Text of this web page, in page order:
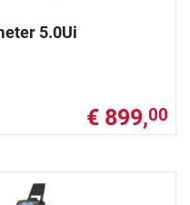
5.0Ui
€ 899,00